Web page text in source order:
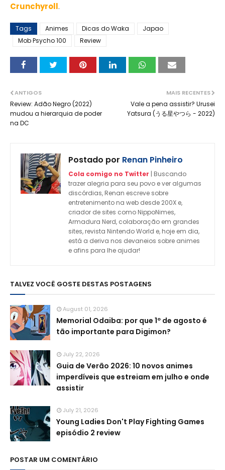
Crunchyroll.
Tags Animes Dicas do Waka
Japao
Mob Psycho 100
Review
MAIS RECENTES
Vale a pena assistir? Urusei
Yatsura (うる星やつら - 2022)
ANTIGOS
Review: Adão Negro (2022)
mudou a hierarquia de poder
na DC
Postado por Renan Pinheiro
Cola comigo no Twitter | Buscando
trazer alegria para seu povo e ver algumas
discórdias, Renan escreve sobre
entretenimento na web desde 200X e,
criador de sites como NippoNimes,
Armadura Nerd, colaboração em grandes
sites, revista Nintendo World e, hoje em dia,
está a deriva nos devaneios sobre animes
e afins para lhe ajudar!
TALVEZ VOCÊ GOSTE DESTAS POSTAGENS
August 01, 2026
Memorial Odaiba: por que 1º de agosto é
tão importante para Digimon?
July 22, 2026
Guia de Verão 2026: 10 novos animes
imperdíveis que estreiam em julho e onde
assistir
July 21, 2026
Young Ladies Don't Play Fighting Games
episódio 2 review
POSTAR UM COMENTÁRIO